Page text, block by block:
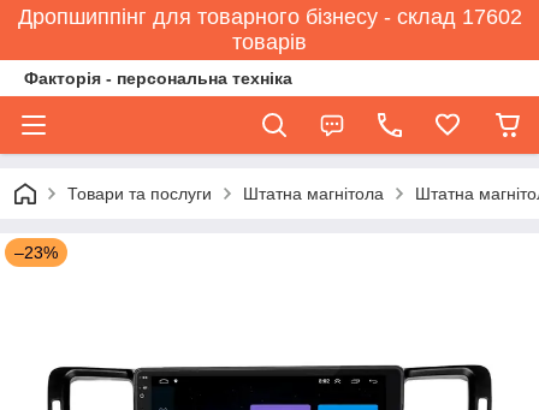
Дропшиппінг для товарного бізнесу - склад 17602
товарів
Факторія - персональна техніка
Товари та послуги Штатна магнітола Штатна
–23%